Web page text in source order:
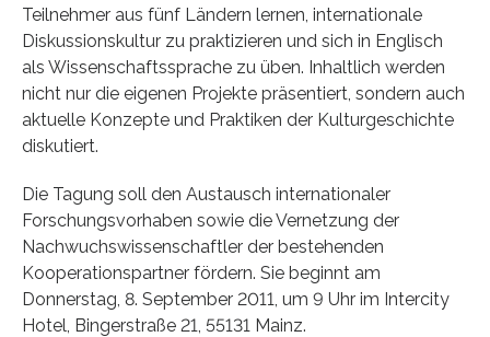
Teilnehmer aus fünf Ländern lernen, internationale
Diskussionskultur zu praktizieren und sich in Englisch
als Wissenschaftssprache zu üben. Inhaltlich werden
nicht nur die eigenen Projekte präsentiert, sondern auch
aktuelle Konzepte und Praktiken der Kulturgeschichte
diskutiert.
Die Tagung soll den Austausch internationaler
Forschungsvorhaben sowie die Vernetzung der
Nachwuchswissenschaftler der bestehenden
Kooperationspartner fördern. Sie beginnt am
Donnerstag, 8. September 2011, um 9 Uhr im Intercity
Hotel, Bingerstraße 21, 55131 Mainz.